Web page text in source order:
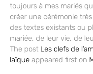
toujours à mes mariés
créer une cérémonie
des textes existants ou
mariée, de leur vie, de
The post Les clefs de
laïque appeared first on